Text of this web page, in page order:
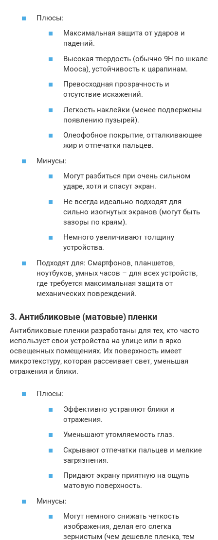
Плюсы:
Максимальная защита от ударов и
падений.
Высокая твердость (обычно 9H по шкале
Мооса)‚ устойчивость к царапинам.
Превосходная прозрачность и
отсутствие искажений.
Легкость наклейки (менее подвержены
появлению пузырей).
Олеофобное покрытие‚ отталкивающее
жир и отпечатки пальцев.
Минусы:
Могут разбиться при очень сильном
ударе‚ хотя и спасут экран.
Не всегда идеально подходят для
сильно изогнутых экранов (могут быть
зазоры по краям).
Немного увеличивают толщину
устройства.
Подходят для: Смартфонов‚ планшетов‚
ноутбуков‚ умных часов – для всех устройств‚
где требуется максимальная защита от
механических повреждений.
3. Антибликовые (матовые) пленки
Антибликовые пленки разработаны для тех‚ кто часто
использует свои устройства на улице или в ярко
освещенных помещениях. Их поверхность имеет
микротекстуру‚ которая рассеивает свет‚ уменьшая
отражения и блики.
Плюсы:
Эффективно устраняют блики и
отражения.
Уменьшают утомляемость глаз.
Скрывают отпечатки пальцев и мелкие
загрязнения.
Придают экрану приятную на ощупь
матовую поверхность.
Минусы:
Могут немного снижать четкость
изображения‚ делая его слегка
зернистым (чем дешевле пленка‚ тем